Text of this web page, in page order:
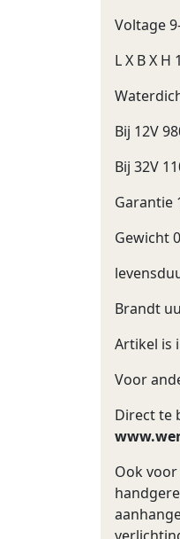
Voltage
L X B X H
Bij 12V
Bij 32V
Garantie
Gewicht
Brandt
Artikel is
Voor
Direct te
Ook